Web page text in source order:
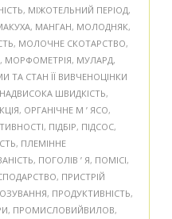
, МІЖОТЕЛЬНИЙ ПЕРІОД,
, МАНГАН, МОЛОДНЯК,
, МОЛОЧНЕ СКОТАРСТВО,
, МОРФОМЕТРІЯ, МУЛАРД,
ТА СТАН ЇЇ ВИВЧЕНОЦІНКИ
НАДВИСОКА ШВИДКІСТЬ,
, ОРГАНІЧНЕ М ’ ЯСО,
, ПІДБІР, ПІДСОС,
, ПЛЕМІННЕ
, ПОГОЛІВ ’ Я, ПОМІСІ,
, ПРИСТРІЙ
, ПРОДУКТИВНІСТЬ,
, ПРОМИСЛОВИЙВИЛОВ,